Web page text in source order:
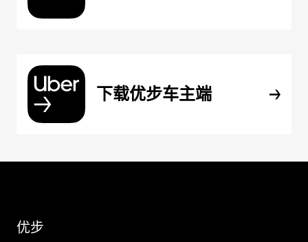
下载优步车主端
优步